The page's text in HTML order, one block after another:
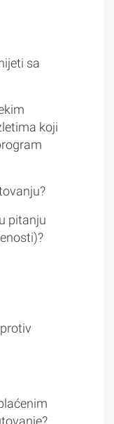
sa
koji
pitanju